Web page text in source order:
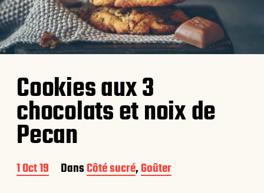
Cookies aux 3
chocolats et noix de
Pecan
D
a
1 Oct 19 DansCôté sucré,Goûter